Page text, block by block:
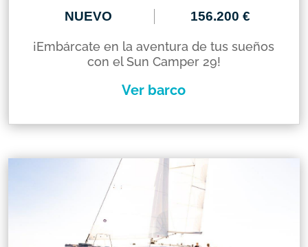
NUEVO 156.200 €
¡Embárcate en la aventura de tus sueños
con el Sun Camper 29!
Ver barco